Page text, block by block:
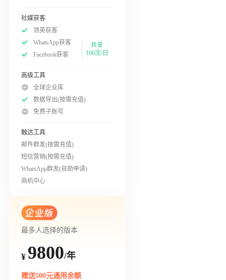
社媒获客
领英获客
WhatsApp获客
Facebook获客
共享
100次/日
高级工具
全球企业库
数据导出(按需充值)
免费子账号
触达工具
邮件群发(按需充值)
短信营销(按需充值)
WhatsApp群发(自助申请)
商机中心
最多人选择的版本
¥ 9800/年
赠送500元通用余额